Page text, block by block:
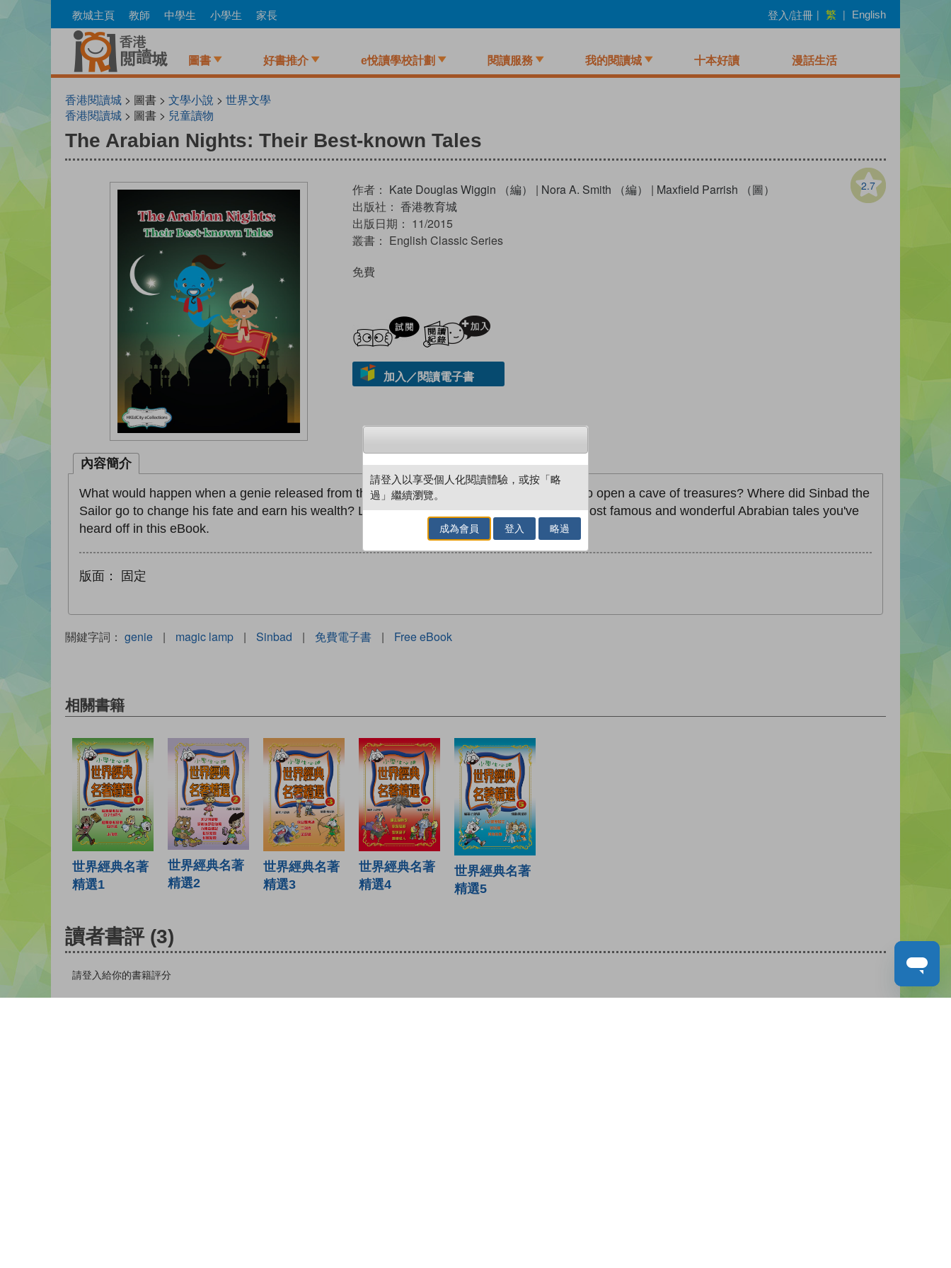
to
教城主頁 教師 中學生 小學生 家長 登入/註冊 | 繁 | English
圖書 好書推介 e悅讀學校計劃 閱讀服務 我的閱讀城 十本好讀 漫話生活
香港閱讀城 > 圖書 > 文學小說 > 世界文學
香港閱讀城 > 圖書 > 兒童讀物
The Arabian Nights: Their Best-known Tales
2.7
作者： Kate Douglas Wiggin （編） | Nora A. Smith （編） | Maxfield Parrish （圖）
出版社： 香港教育城
出版日期： 11/2015
叢書： English Classic Series
免費
試閲
加入／閱讀電子書
內容簡介
What would happen when a genie released from the magic lamp? What is the code word to open a cave of treasures? Where did Sinbad the
Sailor go to change his fate and earn his wealth? Let's turn the page and re-discover the most famous and wonderful Abrabian tales you've
heard off in this eBook.
版面： 固定
關鍵字詞： genie | magic lamp | Sinbad | 免費電子書 | Free eBook
相關書籍
世界經典名著
精選1
世界經典名著
精選2
世界經典名著
精選3
世界經典名著
精選4
世界經典名著
精選5
讀者書評 (3)
請登入給你的書籍評分
請登入以享受個人化閱讀體驗，或按「略
過」繼續瀏覽。
成為會員 登入 略過